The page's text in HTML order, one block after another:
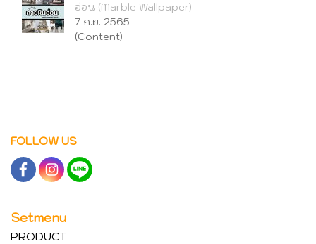
อ่อน (Marble Wallpaper)
7 ก.ย. 2565
(Content)
FOLLOW US
Setmenu
PRODUCT